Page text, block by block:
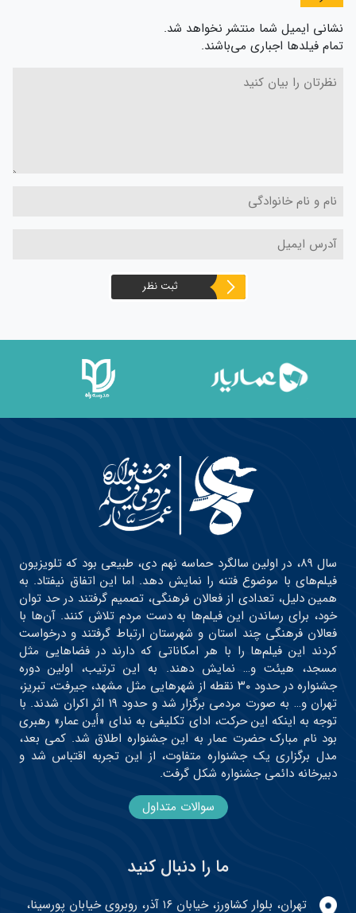
نشانی ایمیل شما منتشر نخواهد شد.
تمام فیلدها اجباری می‌باشند.
ثبت نظر
سال ۸۹، در اولین سالگرد حماسه نهم دی، طبیعی بود که تلویزیون
فیلم‌های با موضوع فتنه را نمایش دهد. اما این اتفاق نیفتاد. به
همین دلیل، تعدادی از فعالان فرهنگی، تصمیم گرفتند در حد توان
خود، برای رساندن این فیلم‌ها به دست مردم تلاش کنند. آن‌ها با
فعالان فرهنگی چند استان و شهرستان ارتباط گرفتند و درخواست
کردند این فیلم‌ها را با هر امکاناتی که دارند در فضاهایی مثل
مسجد، هیئت و… نمایش دهند. به این ترتیب، اولین دوره
جشنواره در حدود ۳۰ نقطه از شهرهایی مثل مشهد، جیرفت، تبریز،
تهران و… به صورت مردمی برگزار شد و حدود ۱۹ اثر اکران شدند. با
توجه به اینکه این حرکت، ادای تکلیفی به ندای «أین عمار» رهبری
بود نام مبارک حضرت عمار به این جشنواره اطلاق شد. کمی بعد،
مدل برگزاری یک جشنواره متفاوت، از این تجربه اقتباس شد و
دبیرخانه دائمی جشنواره شکل گرفت.
سوالات متداول
ما را دنبال کنید
تهران، بلوار کشاورز، خیابان ۱۶ آذر، روبروی خیابان پورسینا،